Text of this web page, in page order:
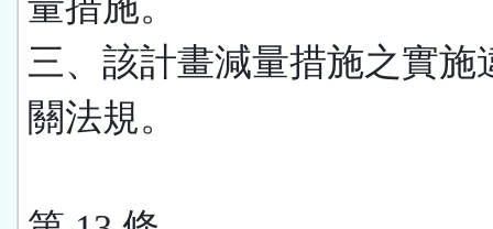
三、該計畫減量措施之實施
關法規。